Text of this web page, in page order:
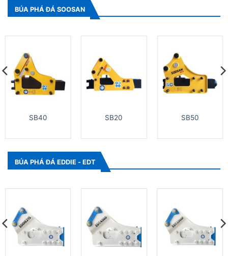
BÚA PHÁ ĐÁ SOOSAN
SB40 SB20 SB50
BÚA PHÁ ĐÁ EDDIE - EDT